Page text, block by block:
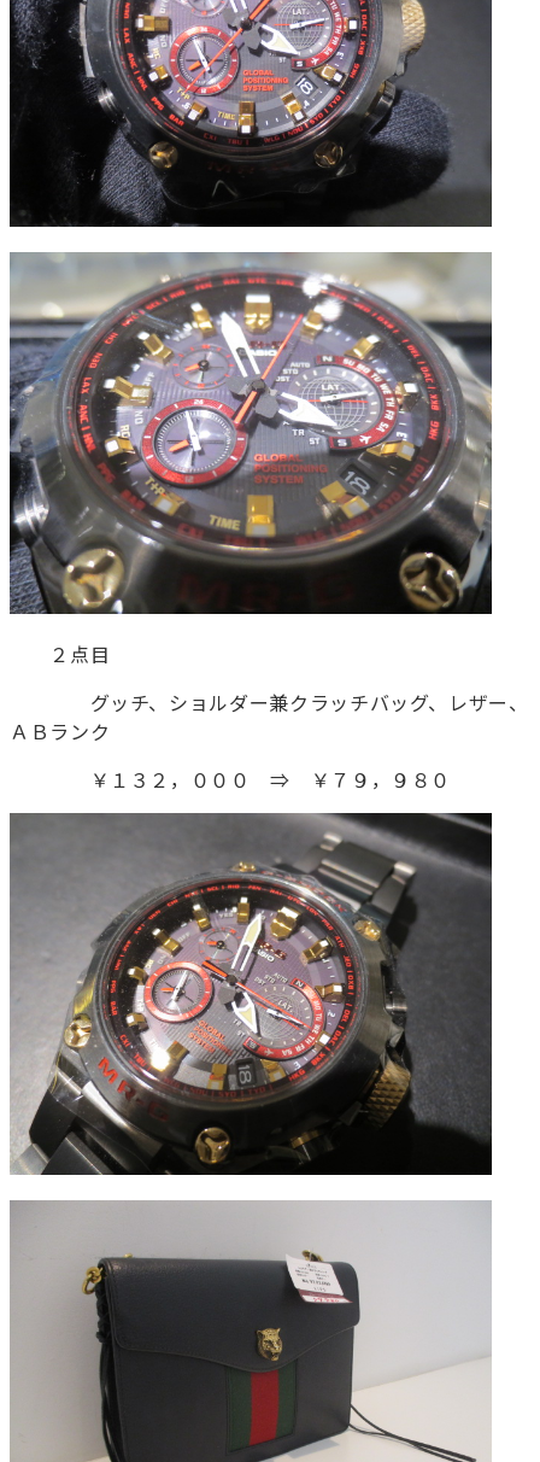
２点目
グッチ、ショルダー兼クラッチバッグ、レザー、
ＡＢランク
￥１３２，０００ ⇒ ￥７９，９８０